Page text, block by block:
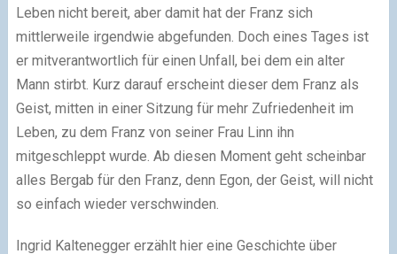
Leben nicht bereit, aber damit hat der Franz sich
mittlerweile irgendwie abgefunden. Doch eines Tages ist
er mitverantwortlich für einen Unfall, bei dem ein alter
Mann stirbt. Kurz darauf erscheint dieser dem Franz als
Geist, mitten in einer Sitzung für mehr Zufriedenheit im
Leben, zu dem Franz von seiner Frau Linn ihn
mitgeschleppt wurde. Ab diesen Moment geht scheinbar
alles Bergab für den Franz, denn Egon, der Geist, will nicht
so einfach wieder verschwinden.
Ingrid Kaltenegger erzählt hier eine Geschichte über